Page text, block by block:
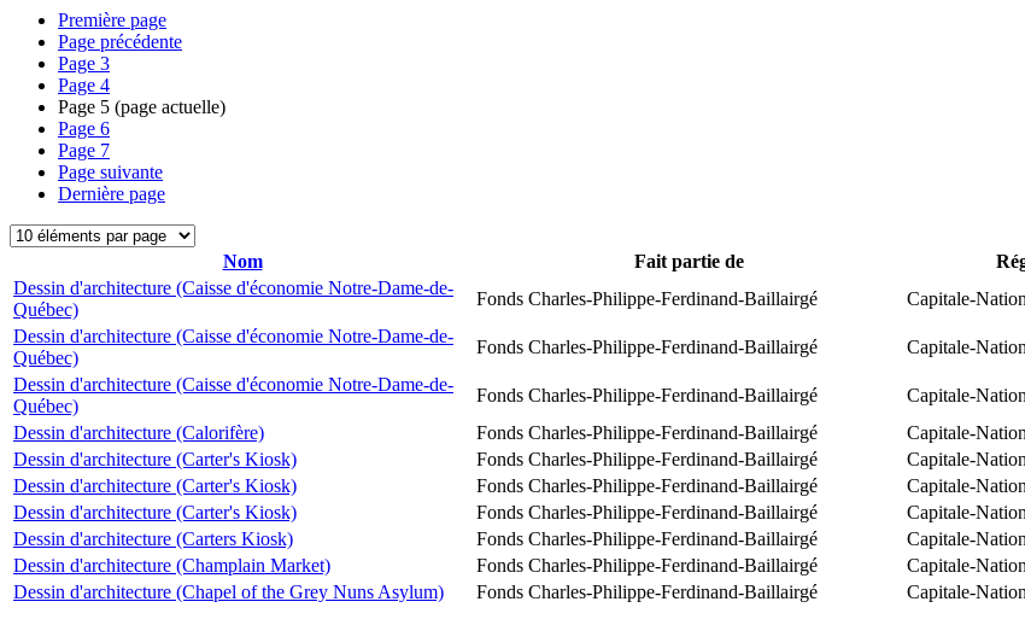
Première page
Page précédente
Page 3
Page 4
Page 5 (page actuelle)
Page 6
Page 7
Page suivante
Dernière page
Nom Fait partie de
Dessin d'architecture (Caisse d'économie Notre-Dame-de-
Québec)
Fonds Charles-Philippe-Ferdinand-Baillairgé Capitale-
Dessin d'architecture (Caisse d'économie Notre-Dame-de-
Québec)
Fonds Charles-Philippe-Ferdinand-Baillairgé Capitale-
Dessin d'architecture (Caisse d'économie Notre-Dame-de-
Québec)
Fonds Charles-Philippe-Ferdinand-Baillairgé Capitale-
Dessin d'architecture (Calorifère)
Fonds Charles-Philippe-Ferdinand-Baillairgé Capitale-
Dessin d'architecture (Carter's Kiosk)
Fonds Charles-Philippe-Ferdinand-Baillairgé Capitale-
Dessin d'architecture (Carter's Kiosk)
Fonds Charles-Philippe-Ferdinand-Baillairgé Capitale-
Dessin d'architecture (Carter's Kiosk)
Fonds Charles-Philippe-Ferdinand-Baillairgé Capitale-
Dessin d'architecture (Carters Kiosk)
Fonds Charles-Philippe-Ferdinand-Baillairgé Capitale-
Dessin d'architecture (Champlain Market)
Fonds Charles-Philippe-Ferdinand-Baillairgé Capitale-
Dessin d'architecture (Chapel of the Grey Nuns Asylum)
Fonds Charles-Philippe-Ferdinand-Baillairgé Capitale-